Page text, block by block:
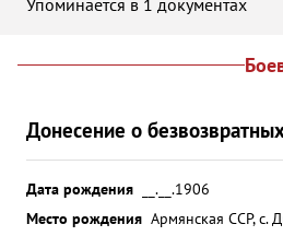
Донесение о
Дата рождения
__.__.1906
Место рождения Армянская ССР, с.